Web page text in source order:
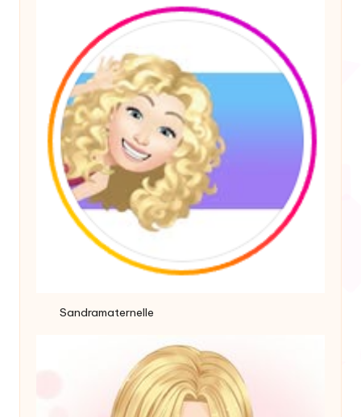
Sandramaternelle